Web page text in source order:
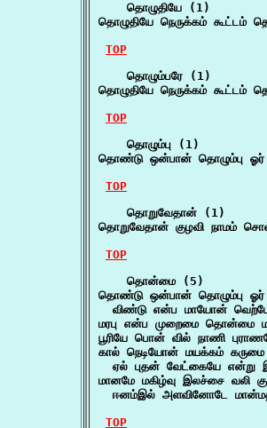
    தொழுதியே (1)
தொழுதியே நெருக்கம் கூட்டம்
TOP
    தொழும்பரே (1)
தொழுதியே நெருக்கம் கூட்டம்
TOP
    தொழும்பு (1)
தொண்டு ஒன்பான் தொழும்பு ஓர்
TOP
    தொறுவேதான் (1)
தொறுவேதான் குழவி நாமம்
TOP
    தொன்மை (5)
தொண்டு ஒன்பான் தொழும்பு ஓர்
விண்டு என்ப மாயோன்
மரபு என்ப முறைமை தொன்மை
பூரியே பொன் வில் நாணி
கால் நெடியோன் மயக்கம்
ஏல் புதன் வேட்கையே என்று
மானமே மகிழ்வு இலச்சை வலி
ஈனம்இல் அளவினோடே
TOP